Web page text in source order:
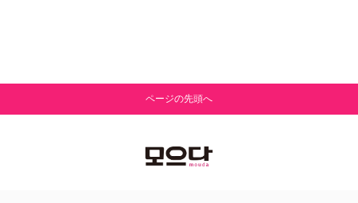
ページの先頭へ